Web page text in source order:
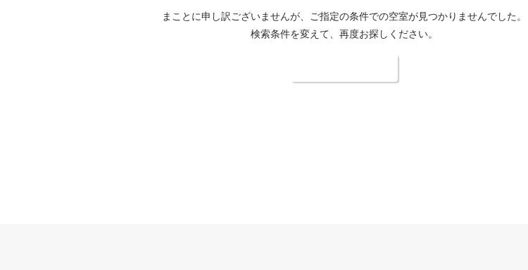
まことに申し訳ございませんが、ご指定の条件での空室が見つかりませんでした。
検索条件を変えて、再度お探しください。